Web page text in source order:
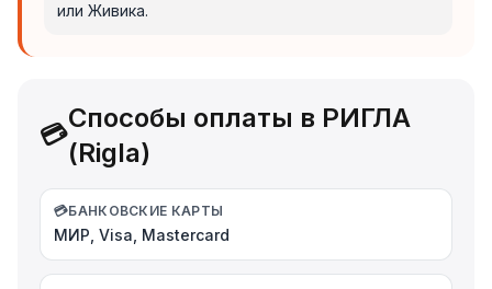
или Живика.
💳
Способы оплаты в РИГЛА
(Rigla)
💳БАНКОВСКИЕ КАРТЫ
МИР, Visa, Mastercard